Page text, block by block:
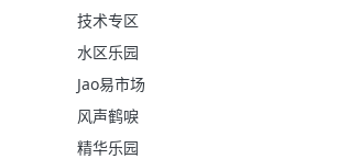
技术专区
水区乐园
Jao易市场
风声鹤唳
精华乐园